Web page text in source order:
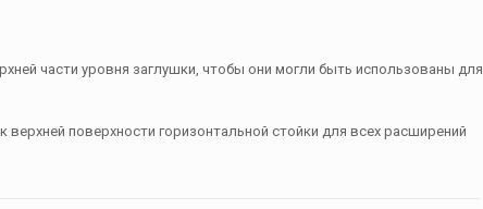
части уровня заглушки, чтобы они могли быть использованы для
верхней поверхности горизонтальной стойки для всех расширений